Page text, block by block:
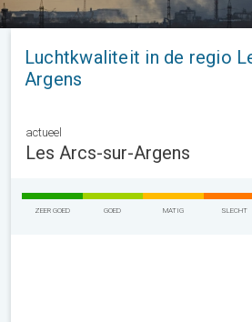
Luchtkwaliteit in de regio
Argens
actueel
Les Arcs-sur-Argens
ZEER GOED GOED MATIG SLECHT